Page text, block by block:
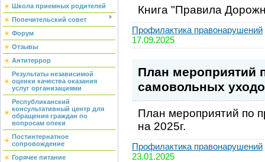
Школа приемных родителей
Попечительский совет
Форум
Отзывы
Антитеррор
Результаты независимой
оценки качества оказания
услуг организациями
Республиканский
консультативный центр для
обращения граждан по
вопросам опеки
Постинтернатное
сопровождение
Горячее питание
Книга "Правила
Профилактика правонарушений
17.09.2025
План мероприятий
самовольных
План мероприятий по
на 2025г.
Профилактика правонарушений
23.01.2025